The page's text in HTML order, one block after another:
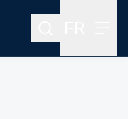
Rechercher